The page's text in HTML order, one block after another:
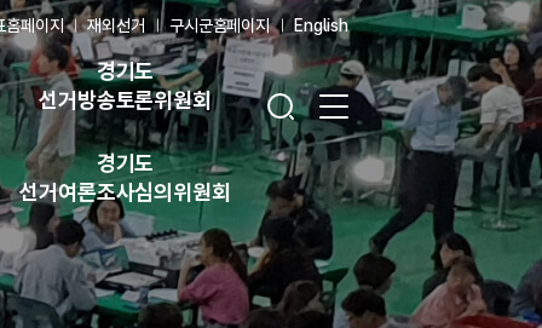
홈페이지 재외선거 구시군홈페이지 English
경기도
선거방송토론위원회
경기도
선거여론조사심의위원회